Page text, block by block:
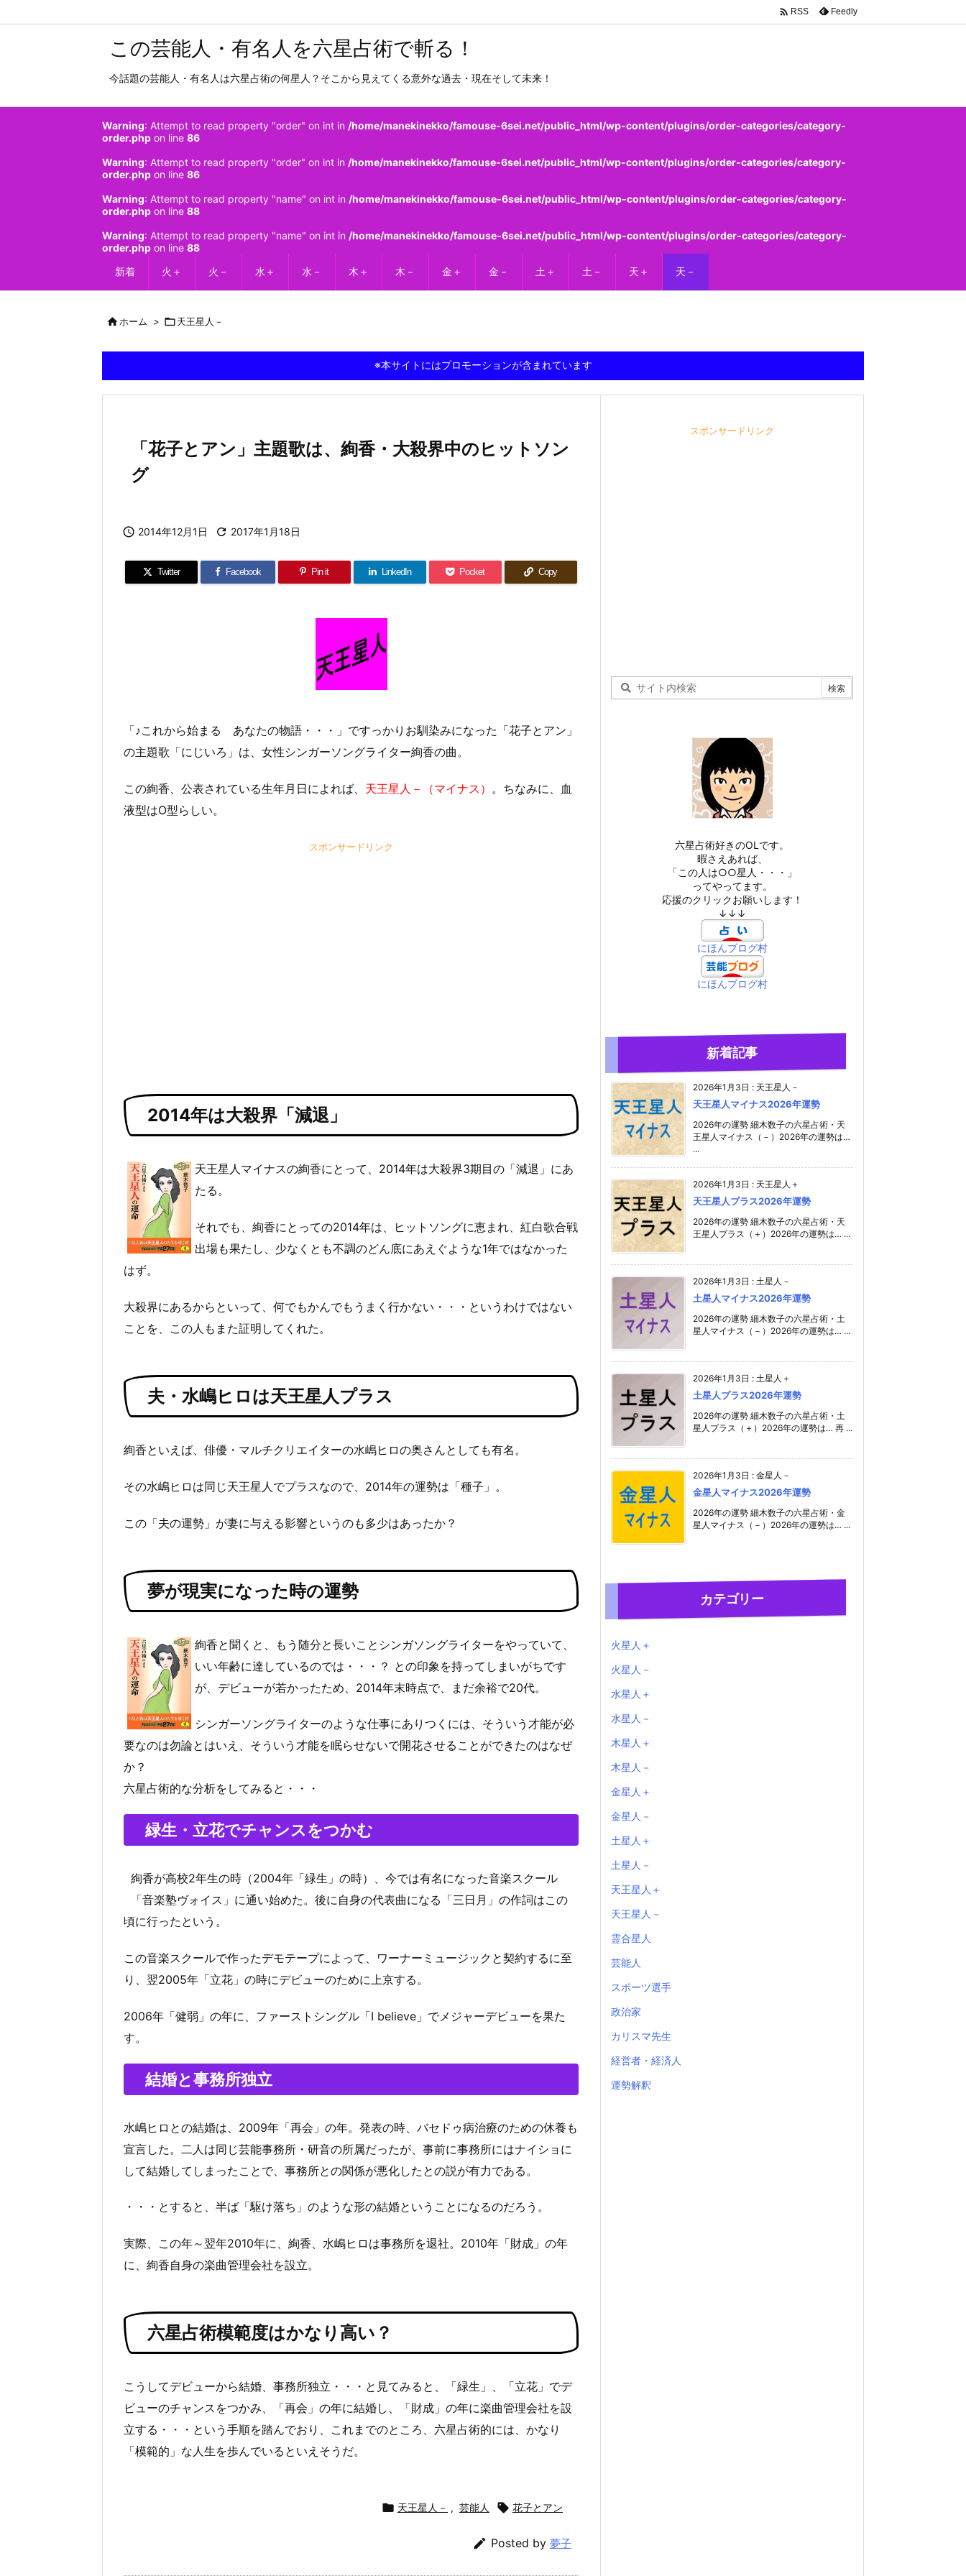
この芸能人・有名人を六星占術で斬る！
今話題の芸能人・有名人は六星占術の何星人？そこから見えてくる意外な過去・現在そして未来！
Warning: Attempt to read property "order" on int in /home/manekinekko/famouse-6sei.net/public_html/wp-content/plugins/order-categories/category-
order.php on line 86
Warning: Attempt to read property "order" on int in /home/manekinekko/famouse-6sei.net/public_html/wp-content/plugins/order-categories/category-
order.php on line 86
Warning: Attempt to read property "name" on int in /home/manekinekko/famouse-6sei.net/public_html/wp-content/plugins/order-categories/category-
order.php on line 88
Warning: Attempt to read property "name" on int in /home/manekinekko/famouse-6sei.net/public_html/wp-content/plugins/order-categories/category-
order.php on line 88
新着
火＋ 火－ 水＋ 水－ 木＋ 木－ 金＋ 金－ 土＋ 土－ 天＋ 天－
 RSS Feedly
ホーム > 天王星人－
※本サイトにはプロモーションが含まれています
「花子とアン」主題歌は、絢香・大殺界中のヒットソン
グ
 2014年12月1日  2017年1月18日
Twitter Facebook Pin it LinkedIn Pocket Copy
「♪これから始まる あなたの物語・・・」ですっかりお馴染みになった「花子とアン」
の主題歌「にじいろ」は、女性シンガーソングライター絢香の曲。
この絢香、公表されている生年月日によれば、 天王星人－（マイナス） 。ちなみに、血
液型はO型らしい。
スポンサードリンク
2014年は大殺界「減退」
天王星人マイナスの絢香にとって、2014年は大殺界3期目の「減退」にあ
たる。
それでも、絢香にとっての2014年は、ヒットソングに恵まれ、紅白歌合戦
出場も果たし、少なくとも不調のどん底にあえぐような1年ではなかった
はず。
大殺界にあるからといって、何でもかんでもうまく行かない・・・というわけではない
ことを、この人もまた証明してくれた。
夫・水嶋ヒロは天王星人プラス
絢香といえば、俳優・マルチクリエイターの水嶋ヒロの奥さんとしても有名。
その水嶋ヒロは同じ天王星人でプラスなので、2014年の運勢は「種子」。
この「夫の運勢」が妻に与える影響というのも多少はあったか？
夢が現実になった時の運勢
絢香と聞くと、もう随分と長いことシンガソングライターをやっていて、
いい年齢に達しているのでは・・・？ との印象を持ってしまいがちです
が、デビューが若かったため、2014年末時点で、まだ余裕で20代。
シンガーソングライターのような仕事にありつくには、そういう才能が必
要なのは勿論とはいえ、そういう才能を眠らせないで開花させることができたのはなぜ
か？
六星占術的な分析をしてみると・・・
緑生・立花でチャンスをつかむ
絢香が高校2年生の時（2004年「緑生」の時）、今では有名になった音楽スクール
「音楽塾ヴォイス」に通い始めた。後に自身の代表曲になる「三日月」の作詞はこの
頃に行ったという。
この音楽スクールで作ったデモテープによって、ワーナーミュージックと契約するに至
り、翌2005年「立花」の時にデビューのために上京する。
2006年「健弱」の年に、ファーストシングル「I believe」でメジャーデビューを果た
す。
結婚と事務所独立
水嶋ヒロとの結婚は、2009年「再会」の年。発表の時、バセドゥ病治療のための休養も
宣言した。二人は同じ芸能事務所・研音の所属だったが、事前に事務所にはナイショに
して結婚してしまったことで、事務所との関係が悪化したとの説が有力である。
・・・とすると、半ば「駆け落ち」のような形の結婚ということになるのだろう。
実際、この年～翌年2010年に、絢香、水嶋ヒロは事務所を退社。2010年「財成」の年
に、絢香自身の楽曲管理会社を設立。
六星占術模範度はかなり高い？
こうしてデビューから結婚、事務所独立・・・と見てみると、「緑生」、「立花」でデ
ビューのチャンスをつかみ、「再会」の年に結婚し、「財成」の年に楽曲管理会社を設
立する・・・という手順を踏んでおり、これまでのところ、六星占術的には、かなり
「模範的」な人生を歩んでいるといえそうだ。
 天王星人－ , 芸能人  花子とアン
 Posted by 夢子
スポンサードリンク
六星占術好きのOLです。
暇さえあれば、
「この人は○○星人・・・」
ってやってます。
応援のクリックお願いします！
↓↓↓
にほんブログ村
にほんブログ村
新着記事
2026年1月3日 : 天王星人－
天王星人マイナス2026年運勢
2026年の運勢 細木数子の六星占術・天
王星人マイナス（－）2026年の運勢は…
...
2026年1月3日 : 天王星人＋
天王星人プラス2026年運勢
2026年の運勢 細木数子の六星占術・天
王星人プラス（＋）2026年の運勢は… ...
2026年1月3日 : 土星人－
土星人マイナス2026年運勢
2026年の運勢 細木数子の六星占術・土
星人マイナス（－）2026年の運勢は… ...
2026年1月3日 : 土星人＋
土星人プラス2026年運勢
2026年の運勢 細木数子の六星占術・土
星人プラス（＋）2026年の運勢は… 再 ...
2026年1月3日 : 金星人－
金星人マイナス2026年運勢
2026年の運勢 細木数子の六星占術・金
星人マイナス（－）2026年の運勢は… ...
カテゴリー
火星人＋
火星人－
水星人＋
水星人－
木星人＋
木星人－
金星人＋
金星人－
土星人＋
土星人－
天王星人＋
天王星人－
霊合星人
芸能人
スポーツ選手
政治家
カリスマ先生
経営者・経済人
運勢解釈